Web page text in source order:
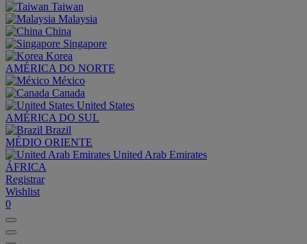
Taiwan
Malaysia
China
Singapore
Korea
AMÉRICA DO NORTE
México
Canada
United States
AMÉRICA DO SUL
Brazil
MÉDIO ORIENTE
United Arab Emirates
ÁFRICA
Registrar
Wishlist
0